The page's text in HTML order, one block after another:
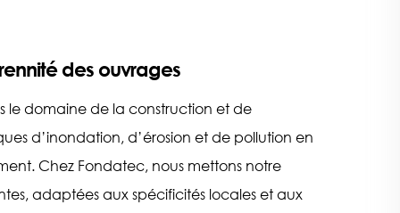
des ouvrages
le domaine de la construction et de
d’inondation, d’érosion et de pollution en
Chez Fondatec, nous mettons notre
adaptées aux spécificités locales et aux